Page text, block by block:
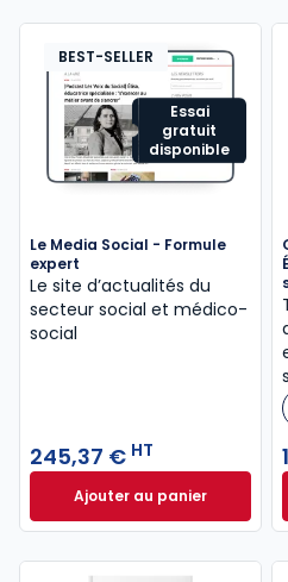
Essai
gratuit
disponible
BEST-SELLER
Le Media Social - Formule
expert
Le site d’actualités du
secteur social et médico-
social
245,37 € HT
Ajouter au panier
Le Media Social -